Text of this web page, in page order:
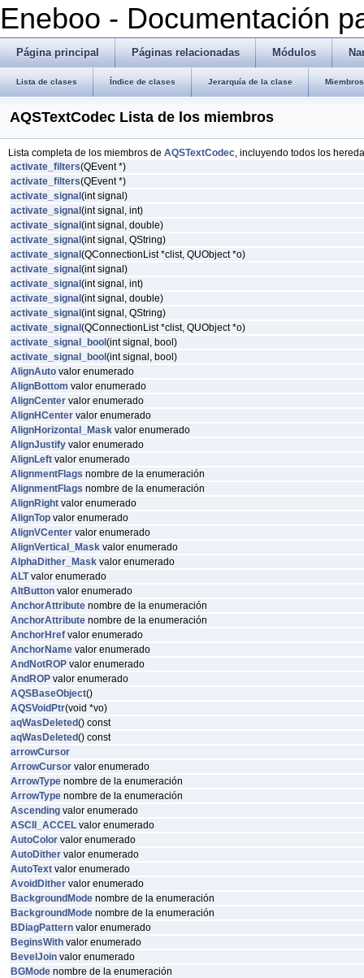
Eneboo - Documentación
Página principal Páginas relacionadas Módulos
Lista de clases Índice de clases Jerarquía de la clase
AQSTextCodec Lista de los miembros
Lista completa de los miembros de AQSTextCodec, incluyendo todos los
activate_filters(QEvent *)
activate_filters(QEvent *)
activate_signal (int signal)
activate_signal (int signal, int)
activate_signal (int signal, double)
activate_signal (int signal, QString)
activate_signal (QConnectionList *clist, QUObject *o)
activate_signal (int signal)
activate_signal (int signal, int)
activate_signal (int signal, double)
activate_signal (int signal, QString)
activate_signal (QConnectionList *clist, QUObject *o)
activate_signal_bool (int signal, bool)
activate_signal_bool (int signal, bool)
AlignAuto valor enumerado
AlignBottom valor enumerado
AlignCenter valor enumerado
AlignHCenter valor enumerado
AlignHorizontal_Mask valor enumerado
AlignJustify valor enumerado
AlignLeft valor enumerado
AlignmentFlags nombre de la enumeración
AlignmentFlags nombre de la enumeración
AlignRight valor enumerado
AlignTop valor enumerado
AlignVCenter valor enumerado
AlignVertical_Mask valor enumerado
AlphaDither_Mask valor enumerado
ALTvalor enumerado
AltButton valor enumerado
AnchorAttribute nombre de la enumeración
AnchorAttribute nombre de la enumeración
AnchorHref valor enumerado
AnchorName valor enumerado
AndNotROP valor enumerado
AndROP valor enumerado
AQSBaseObject()
AQSVoidPtr(void *vo)
aqWasDeleted() const
aqWasDeleted() const
arrowCursor
ArrowCursor valor enumerado
ArrowType nombre de la enumeración
ArrowType nombre de la enumeración
Ascending valor enumerado
ASCII_ACCEL valor enumerado
AutoColor valor enumerado
AutoDither valor enumerado
AutoText valor enumerado
AvoidDither valor enumerado
BackgroundMode nombre de la enumeración
BackgroundMode nombre de la enumeración
BDiagPattern valor enumerado
BeginsWith valor enumerado
BevelJoin valor enumerado
BGMode nombre de la enumeración